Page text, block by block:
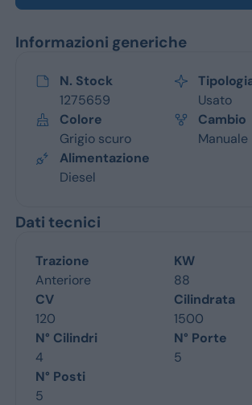
Informazioni generiche
N. Stock
1275659
Usato
Colore
Grigio scuro
Cambio
Manuale
Alimentazione
Diesel
Dati tecnici
Trazione
Anteriore
KW
88
CV
120
Cilindrata
1500
N° Cilindri
4
N° Porte
5
N° Posti
5